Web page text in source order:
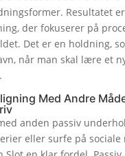
Resultatet
der fokuserer på
Det er en holdning,
når man skal lære et
Med Andre
anden passiv
eller surfe på sociale